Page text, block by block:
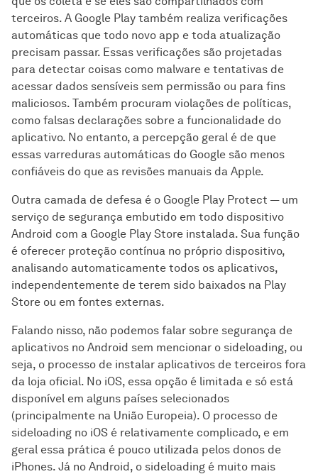
terceiros. A Google Play também realiza verificações
automáticas que todo novo app e toda atualização
precisam passar. Essas verificações são projetadas
para detectar coisas como malware e tentativas de
acessar dados sensíveis sem permissão ou para fins
maliciosos. Também procuram violações de políticas,
como falsas declarações sobre a funcionalidade do
aplicativo. No entanto, a percepção geral é de que
essas varreduras automáticas do Google são menos
confiáveis do que as revisões manuais da Apple.
Outra camada de defesa é o Google Play Protect — um
serviço de segurança embutido em todo dispositivo
Android com a Google Play Store instalada. Sua função
é oferecer proteção contínua no próprio dispositivo,
analisando automaticamente todos os aplicativos,
independentemente de terem sido baixados na Play
Store ou em fontes externas.
Falando nisso, não podemos falar sobre segurança de
aplicativos no Android sem mencionar o sideloading, ou
seja, o processo de instalar aplicativos de terceiros fora
da loja oficial. No iOS, essa opção é limitada e só está
disponível em alguns países selecionados
(principalmente na União Europeia). O processo de
sideloading no iOS é relativamente complicado, e em
geral essa prática é pouco utilizada pelos donos de
iPhones. Já no Android, o sideloading é muito mais